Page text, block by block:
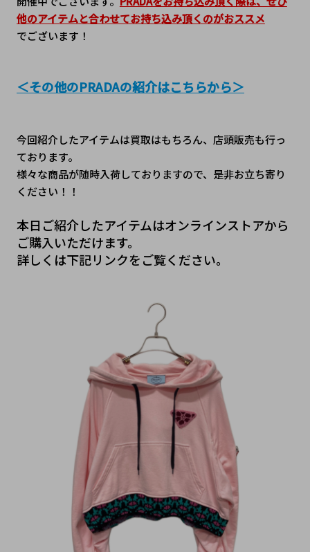
他のアイテムと合わせてお持ち込み頂くのがおススメ
でございます！
＜その他のPRADAの紹介はこちらから＞
今回紹介したアイテムは買取はもちろん、店頭販売も行っ
ております。
様々な商品が随時入荷しておりますので、是非お立ち寄り
ください！！
本日ご紹介したアイテムはオンラインストアから
ご購入いただけます。
詳しくは下記リンクをご覧ください。